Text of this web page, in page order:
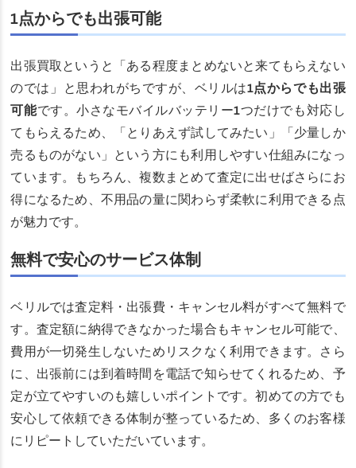
1点からでも出張可能
出張買取というと「ある程度まとめないと来てもらえない
のでは」と思われがちですが、ベリルは1点からでも出張
可能です。小さなモバイルバッテリー1つだけでも対応し
てもらえるため、「とりあえず試してみたい」「少量しか
売るものがない」という方にも利用しやすい仕組みになっ
ています。もちろん、複数まとめて査定に出せばさらにお
得になるため、不用品の量に関わらず柔軟に利用できる点
が魅力です。
無料で安心のサービス体制
ベリルでは査定料・出張費・キャンセル料がすべて無料で
す。査定額に納得できなかった場合もキャンセル可能で、
費用が一切発生しないためリスクなく利用できます。さら
に、出張前には到着時間を電話で知らせてくれるため、予
定が立てやすいのも嬉しいポイントです。初めての方でも
安心して依頼できる体制が整っているため、多くのお客様
にリピートしていただいています。